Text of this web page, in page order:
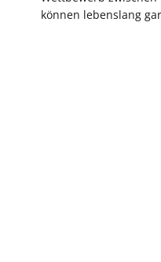
können lebenslang